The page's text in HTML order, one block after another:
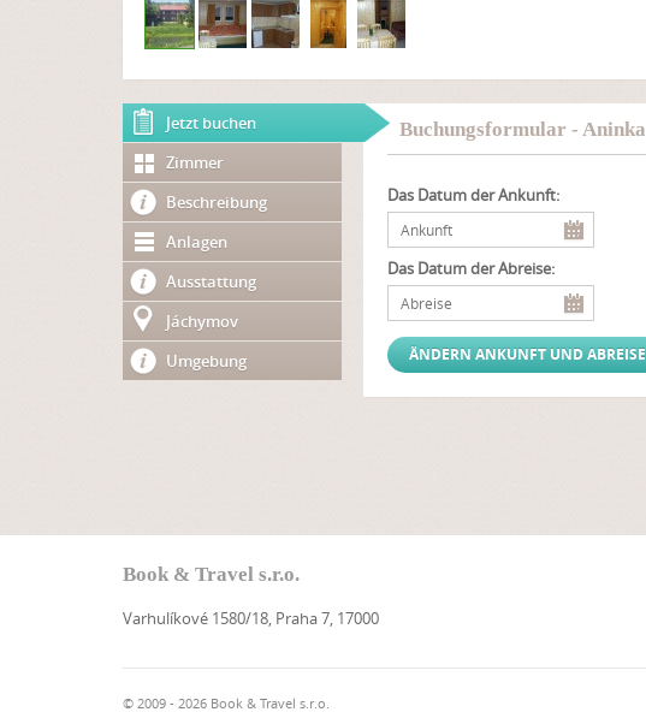
Jetzt buchen
Zimmer
Beschreibung
Anlagen
Ausstattung
Jáchymov
Umgebung
Buchungsformular - Aninka
Das Datum der Ankunft:
Das Datum der Abreise:
Book & Travel s.r.o.
Varhulíkové 1580/18, Praha 7, 17000
© 2009 - 2026 Book & Travel s.r.o.